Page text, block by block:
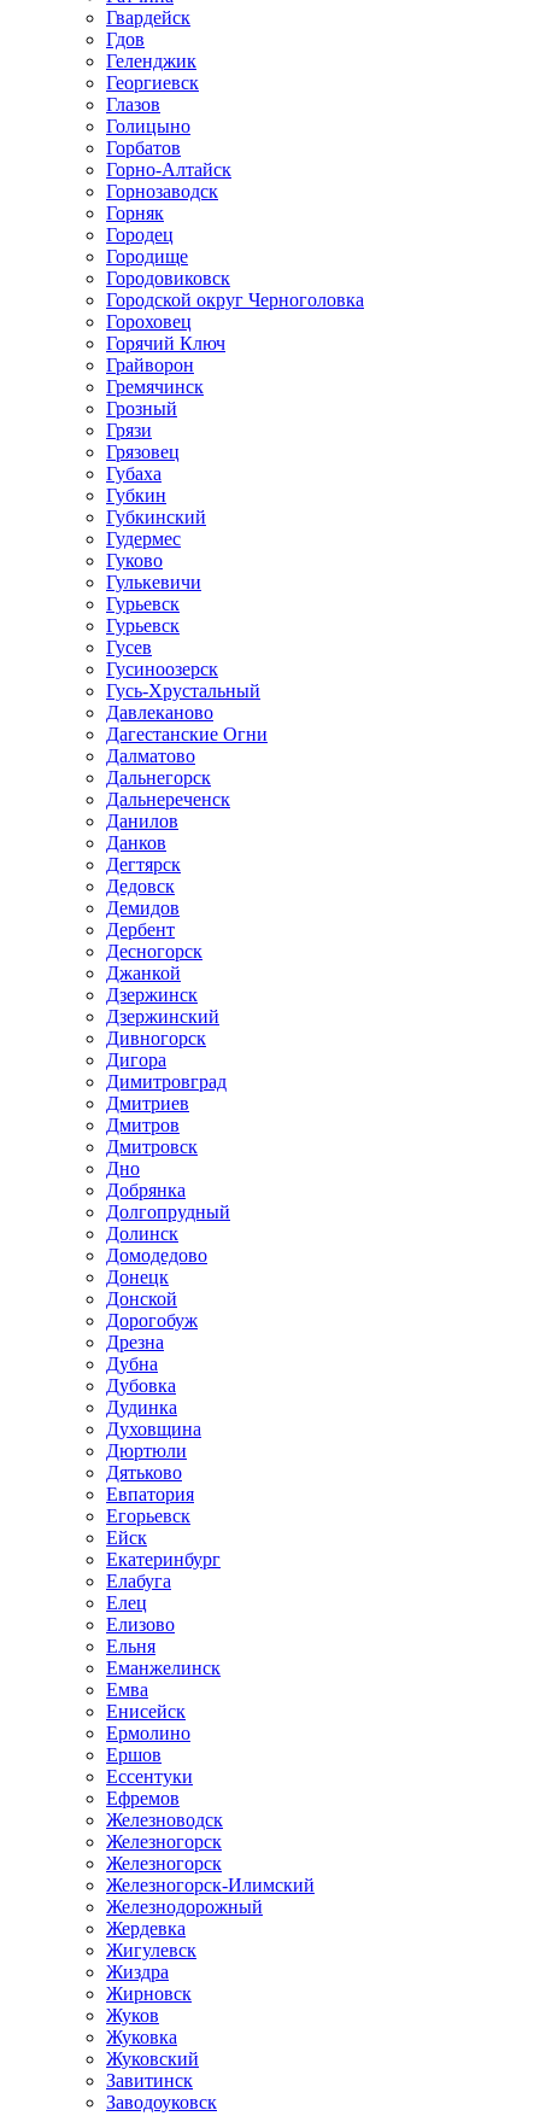
Гвардейск
Гдов
Геленджик
Георгиевск
Глазов
Голицыно
Горбатов
Горно-Алтайск
Горнозаводск
Горняк
Городец
Городище
Городовиковск
Городской округ Черноголовка
Гороховец
Горячий Ключ
Грайворон
Гремячинск
Грозный
Грязи
Грязовец
Губаха
Губкин
Губкинский
Гудермес
Гуково
Гулькевичи
Гурьевск
Гурьевск
Гусев
Гусиноозерск
Гусь-Хрустальный
Давлеканово
Дагестанские Огни
Далматово
Дальнегорск
Дальнереченск
Данилов
Данков
Дегтярск
Дедовск
Демидов
Дербент
Десногорск
Джанкой
Дзержинск
Дзержинский
Дивногорск
Дигора
Димитровград
Дмитриев
Дмитров
Дмитровск
Дно
Добрянка
Долгопрудный
Долинск
Домодедово
Донецк
Донской
Дорогобуж
Дрезна
Дубна
Дубовка
Дудинка
Духовщина
Дюртюли
Дятьково
Евпатория
Егорьевск
Ейск
Екатеринбург
Елабуга
Елец
Елизово
Ельня
Еманжелинск
Емва
Енисейск
Ермолино
Ершов
Ессентуки
Ефремов
Железноводск
Железногорск
Железногорск
Железногорск-Илимский
Железнодорожный
Жердевка
Жигулевск
Жиздра
Жирновск
Жуков
Жуковка
Жуковский
Завитинск
Заводоуковск